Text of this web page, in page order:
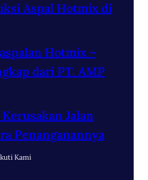
Aspal Hotmix di
Hotmix –
dari PT. AMP
Jalan
Penanganannya
Kami